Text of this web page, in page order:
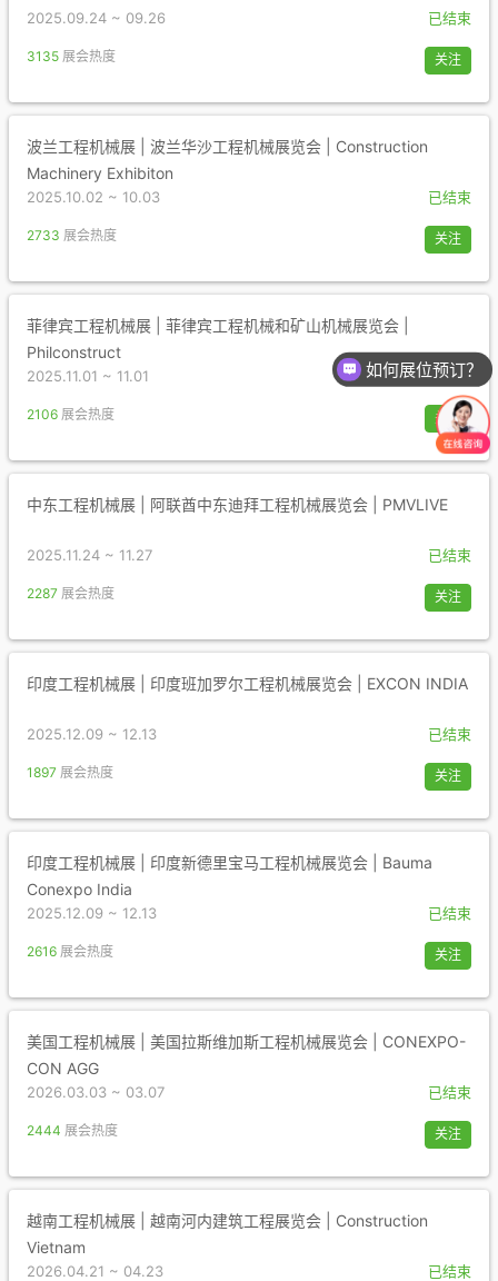
2025.09.24 ~ 09.26 已结束
3135 展会热度 关注
波兰工程机械展 | 波兰华沙工程机械展览会 | Construction
Machinery Exhibiton
2025.10.02 ~ 10.03 已结束
2733 展会热度 关注
菲律宾工程机械展 | 菲律宾工程机械和矿山机械展览会 |
Philconstruct
2025.11.01 ~ 11.01 已结束
2106 展会热度 关注
中东工程机械展 | 阿联酋中东迪拜工程机械展览会 | PMVLIVE
2025.11.24 ~ 11.27 已结束
2287 展会热度 关注
印度工程机械展 | 印度班加罗尔工程机械展览会 | EXCON INDIA
2025.12.09 ~ 12.13 已结束
1897 展会热度 关注
印度工程机械展 | 印度新德里宝马工程机械展览会 | Bauma
Conexpo India
2025.12.09 ~ 12.13 已结束
2616 展会热度 关注
美国工程机械展 | 美国拉斯维加斯工程机械展览会 | CONEXPO-
CON AGG
2026.03.03 ~ 03.07 已结束
2444 展会热度 关注
越南工程机械展 | 越南河内建筑工程展览会 | Construction
Vietnam
2026.04.21 ~ 04.23 已结束
如何展位预订？